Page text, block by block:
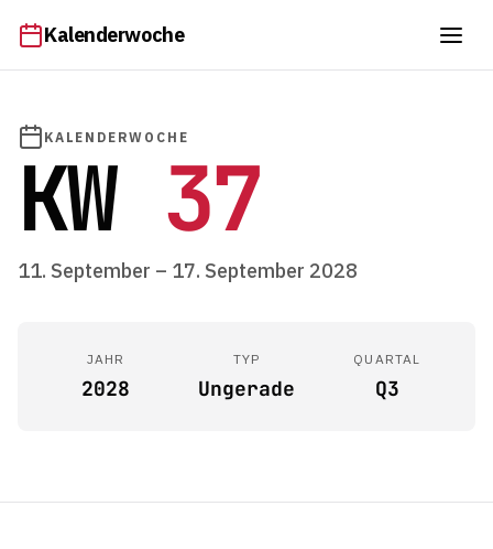
Kalenderwoche
KALENDERWOCHE
KW 37
11. September – 17. September 2028
JAHR
2028
TYP
Ungerade
QUARTAL
Q3